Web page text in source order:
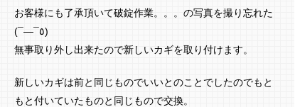
お客様にも了承頂いて破錠作業。。。の写真を撮り忘れた
(¯―¯٥)
無事取り外し出来たので新しいカギを取り付けます。
新しいカギは前と同じものでいいとのことでしたのでもと
もと付いていたものと同じもので交換。